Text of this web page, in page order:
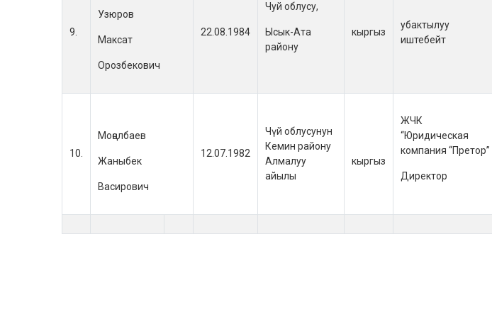
9.
Узюров
Максат
Орозбекович
22.08.1984
Чуй облусу,
Ысык-Ата
району
кыргыз
убактылуу
иштебейт
10.
Моңолбаев
Жаныбек
Васирович
12.07.1982
Чүй облусунун
Кемин району
Алмалуу
айылы
кыргыз
ЖЧК
“Юридическая
компания “Претор”
Директор